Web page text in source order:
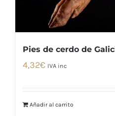
Pies de cerdo de
4,32€ IVA inc
Añadir al carrito